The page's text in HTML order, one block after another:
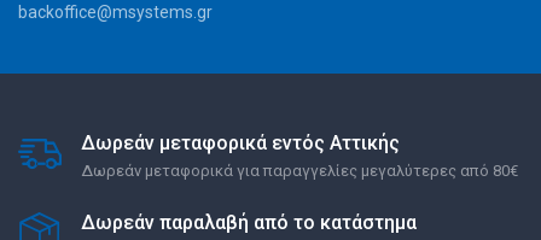
backoffice@msystems.gr
Δωρεάν μεταφορικά εντός Αττικής
Δωρεάν μεταφορικά για παραγγελίες μεγαλύτερες από 80€
Δωρεάν παραλαβή από το κατάστημα